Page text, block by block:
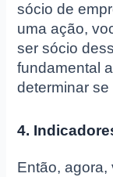
sócio de
uma ação,
ser sócio
fundamental
determinar
4.
Então, agora,